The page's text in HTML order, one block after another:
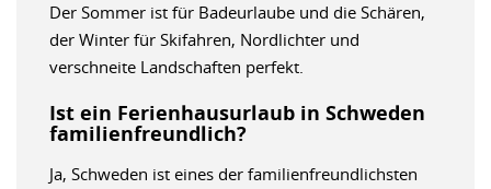
Der Sommer ist für Badeurlaube und die Schären,
der Winter für Skifahren, Nordlichter und
verschneite Landschaften perfekt.
Ist ein Ferienhausurlaub in Schweden
familienfreundlich?
Ja, Schweden ist eines der familienfreundlichsten